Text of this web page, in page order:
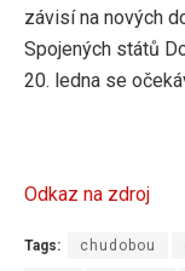
závisí na nových
Spojených států
20. ledna se
Odkaz na zdroj
Tags: chudobou